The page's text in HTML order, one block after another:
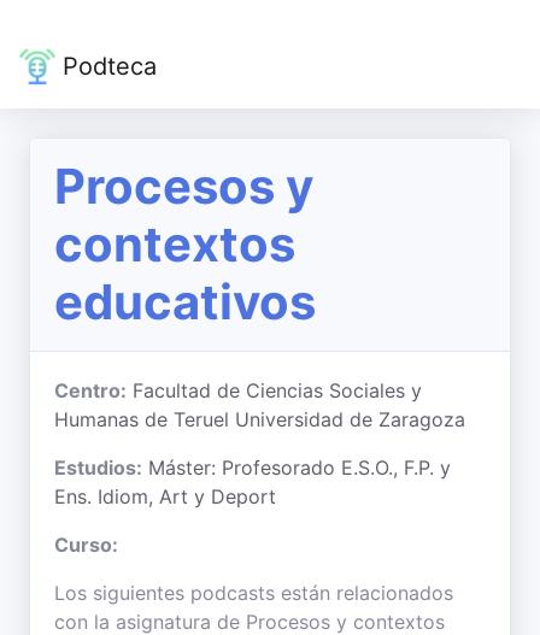
Podteca
Procesos y
contextos
educativos
Centro: Facultad de Ciencias Sociales y
Humanas de Teruel Universidad de Zaragoza
Estudios: Máster: Profesorado E.S.O., F.P. y
Ens. Idiom, Art y Deport
Curso:
Los siguientes podcasts están relacionados
con la asignatura de Procesos y contextos